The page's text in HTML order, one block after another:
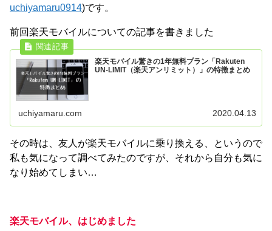
uchiyamaru0914)です。
前回楽天モバイルについての記事を書きました
楽天モバイル驚きの1年無料プラン「Rakuten
UN-LIMIT（楽天アンリミット）」の特徴まとめ
uchiyamaru.com 2020.04.13
その時は、友人が楽天モバイルに乗り換える、というので
私も気になって調べてみたのですが、それから自分も気に
なり始めてしまい…
楽天モバイル、はじめました